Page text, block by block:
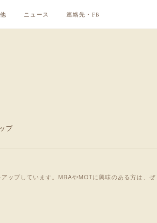
ニュース 連絡先・FB
プ
ップしています。MBAやMOTに興味のある方は、ぜ